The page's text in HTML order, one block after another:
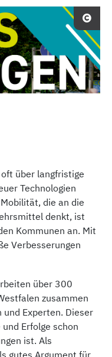
über langfristige
Technologien
die an die
denkt, ist
Kommunen an. Mit
Verbesserungen
über 300
zusammen
Experten. Dieser
Erfolge schon
ist. Als